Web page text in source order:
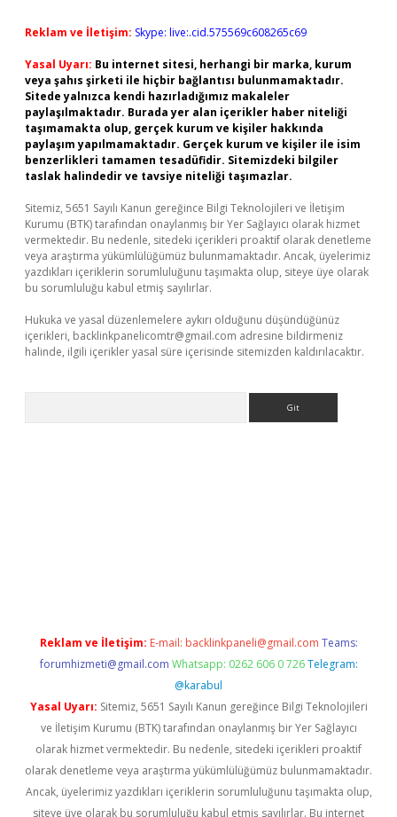
Reklam ve İletişim: Skype: live:.cid.575569c608265c69
Yasal Uyarı: Bu internet sitesi, herhangi bir marka, kurum
veya şahıs şirketi ile hiçbir bağlantısı bulunmamaktadır.
Sitede yalnızca kendi hazırladığımız makaleler
paylaşılmaktadır. Burada yer alan içerikler haber niteliği
taşımamakta olup, gerçek kurum ve kişiler hakkında
paylaşım yapılmamaktadır. Gerçek kurum ve kişiler ile isim
benzerlikleri tamamen tesadüfidir. Sitemizdeki bilgiler
taslak halindedir ve tavsiye niteliği taşımazlar.
Sitemiz, 5651 Sayılı Kanun gereğince Bilgi Teknolojileri ve İletişim
Kurumu (BTK) tarafından onaylanmış bir Yer Sağlayıcı olarak hizmet
vermektedir. Bu nedenle, sitedeki içerikleri proaktif olarak denetleme
veya araştırma yükümlülüğümüz bulunmamaktadır. Ancak, üyelerimiz
yazdıkları içeriklerin sorumluluğunu taşımakta olup, siteye üye olarak
bu sorumluluğu kabul etmiş sayılırlar.
Hukuka ve yasal düzenlemelere aykırı olduğunu düşündüğünüz
içerikleri, backlinkpanelicomtr@gmail.com adresine bildirmeniz
halinde, ilgili içerikler yasal süre içerisinde sitemizden kaldırılacaktır.
Reklam ve İletişim: E-mail: backlinkpaneli@gmail.com Teams:
forumhizmeti@gmail.com Whatsapp: 0262 606 0 726 Telegram:
@karabul
Yasal Uyarı: Sitemiz, 5651 Sayılı Kanun gereğince Bilgi Teknolojileri
ve İletişim Kurumu (BTK) tarafından onaylanmış bir Yer Sağlayıcı
olarak hizmet vermektedir. Bu nedenle, sitedeki içerikleri proaktif
olarak denetleme veya araştırma yükümlülüğümüz bulunmamaktadır.
Ancak, üyelerimiz yazdıkları içeriklerin sorumluluğunu taşımakta olup,
siteye üye olarak bu sorumluluğu kabul etmiş sayılırlar. Bu internet